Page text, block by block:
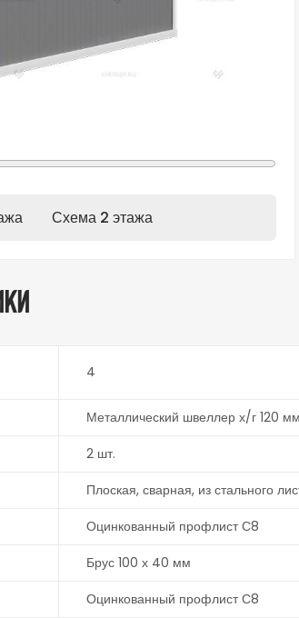
Схема 2 этажа
4
Металлический швеллер х/г 120
2 шт.
Плоская, сварная, из стального
Оцинкованный профлист С8
Брус 100 х 40 мм
Оцинкованный профлист С8